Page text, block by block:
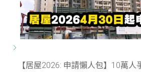
【居屋2026: 申請懶人包】10萬